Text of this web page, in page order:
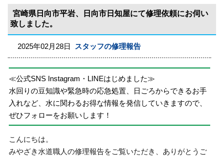
宮崎県日向市平岩、日向市日知屋にて修理依頼にお伺い
致しました。
2025年02月28日 スタッフの修理報告
≪公式SNS Instagram・LINEはじめました≫
水回りの豆知識や緊急時の応急処置、日ごろからできるお手
入れなど、水に関わるお得な情報を発信していきますので、
ぜひフォローをお願いします！
こんにちは。
みやざき水道職人の修理報告をご覧いただき、ありがとうご